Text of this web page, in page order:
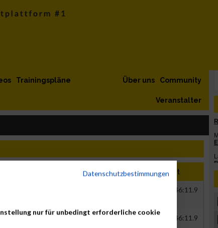
Trainingspläne Community
Über uns
Veranstalter
Net Brut
01:46:11.9
GER Bundesnetzagentur 00:42:05.8 01:46:11.9
Datenschutzbestimmungen
nur für unbedingt erforderliche cookie